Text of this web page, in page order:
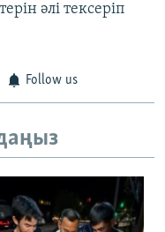
әлі тексеріп
Follow us